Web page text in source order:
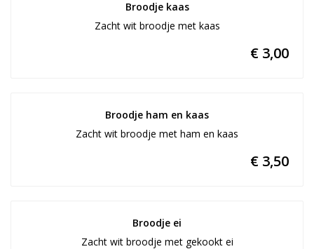
Broodje kaas
Zacht wit broodje met kaas
€ 3,00
Broodje ham en kaas
Zacht wit broodje met ham en kaas
€ 3,50
Broodje ei
Zacht wit broodje met gekookt ei